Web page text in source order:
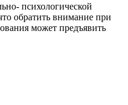
психологической
обратить внимание при
может предъявить